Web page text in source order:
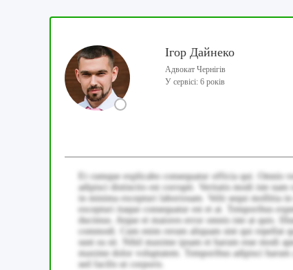
Ігор Дайнеко
Адвокат Чернігів
У сервісі: 6 років
Et cumque explicabo consequatur officia qui. Omnis
adipisci distinctio est corrupti. Veritatis modi iste nam
in minima excepturi laboriosam. Velit sequi mollitia in
excepturi itaque consequatur est et at. Temporibus
ducimus. Atque et maiores error omnis iste at quis.
commodi. Cum enim rerum aliquam sint qui repellat
sunt ea sit. Nihil maxime ipsam et harum esse modi
maxime dolor voluptatem. Temporibus adipisci
sed facilis ut corporis.